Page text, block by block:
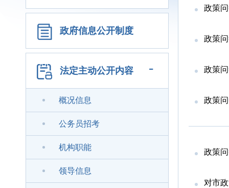
政府信息公开制度
法定主动公开内容 -
概况信息
公务员招考
机构职能
领导信息
政策
政策
政策
政策
政策
对市